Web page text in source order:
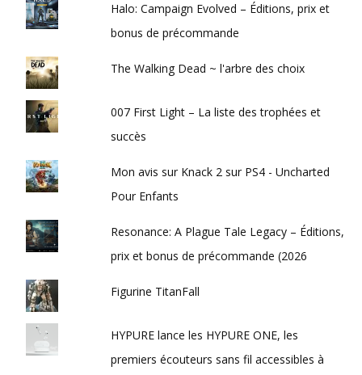
Halo: Campaign Evolved – Éditions, prix et
bonus de précommande
The Walking Dead ~ l'arbre des choix
007 First Light – La liste des trophées et
succès
Mon avis sur Knack 2 sur PS4 - Uncharted
Pour Enfants
Resonance: A Plague Tale Legacy – Éditions,
prix et bonus de précommande (2026
Figurine TitanFall
HYPURE lance les HYPURE ONE, les
premiers écouteurs sans fil accessibles à